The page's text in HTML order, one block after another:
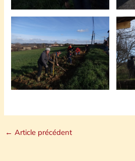
← Article précédent